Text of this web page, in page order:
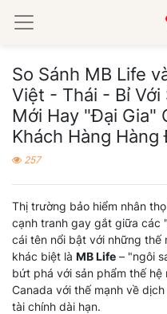
So Sánh MB Life
Việt - Thái - Bỉ Với
Mới Hay "Đại Gia"
Khách Hàng Hàng
257
Thị trường bảo hiểm nhân
cạnh tranh gay gắt giữa các
cái tên nổi bật với những thế
khác biệt là MB Life – "ngôi
bứt phá với sản phẩm thế hệ
Canada với thế mạnh về
tài chính dài hạn.